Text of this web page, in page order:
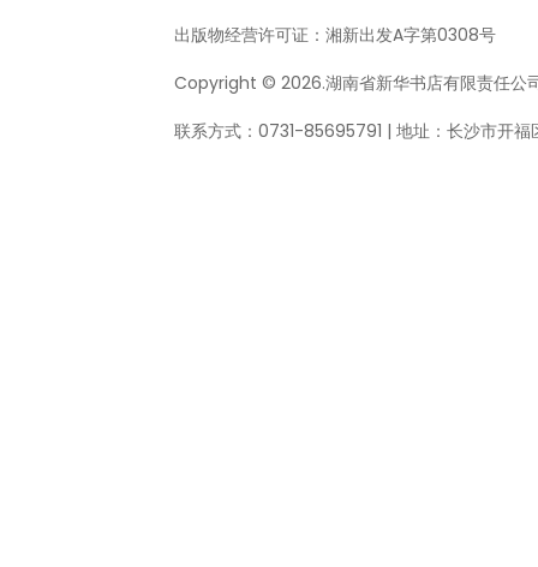
出版物经营许可证： 湘新出发A字第0308号
Copyright © 2026.湖南省新华书店有限责任公
联系方式：0731-85695791 | 地址：长沙市开